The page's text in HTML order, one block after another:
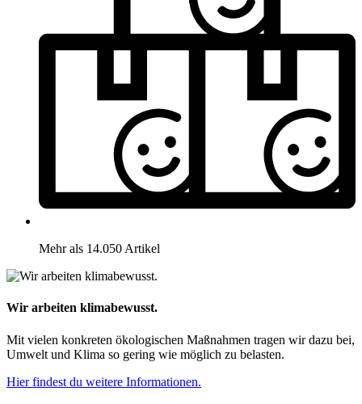
Mehr als 14.050 Artikel
Wir arbeiten klimabewusst.
Mit vielen konkreten ökologischen Maßnahmen tragen wir dazu bei,
Umwelt und Klima so gering wie möglich zu belasten.
Hier findest du weitere Informationen.